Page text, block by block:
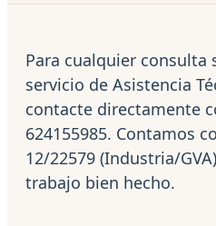
Para cualquier consulta
servicio de Asistencia
contacte directamente
624155985. Contamos
12/22579 (Industria/
trabajo bien hecho.